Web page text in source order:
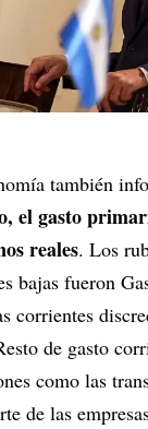
también
el gasto
reales. Los
bajas fueron
corrientes
de gasto
como las
de las